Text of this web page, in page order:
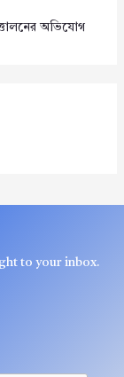
অভিযোগ
to your inbox.